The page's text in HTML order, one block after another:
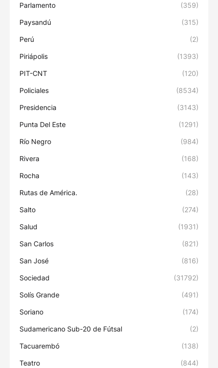
Parlamento (359)
Paysandú (315)
Perú (2)
Piriápolis (1393)
PIT-CNT (120)
Policiales (8534)
Presidencia (3143)
Punta Del Este (1291)
Río Negro (984)
Rivera (168)
Rocha (143)
Rutas de América. (28)
Salto (274)
Salud (1931)
San Carlos (821)
San José (816)
Sociedad (31792)
Solís Grande (491)
Soriano (174)
Sudamericano Sub-20 de Fútsal (2)
Tacuarembó (138)
Teatro (844)